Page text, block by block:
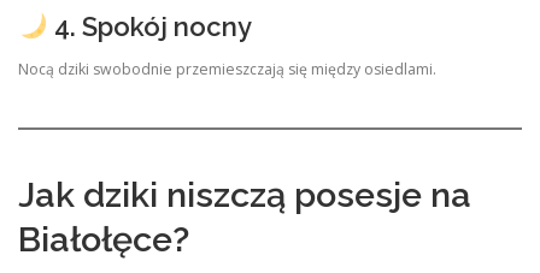
4. Spokój nocny
Nocą dziki swobodnie przemieszczają się między osiedlami.
Jak dziki niszczą posesje na
Białołęce?